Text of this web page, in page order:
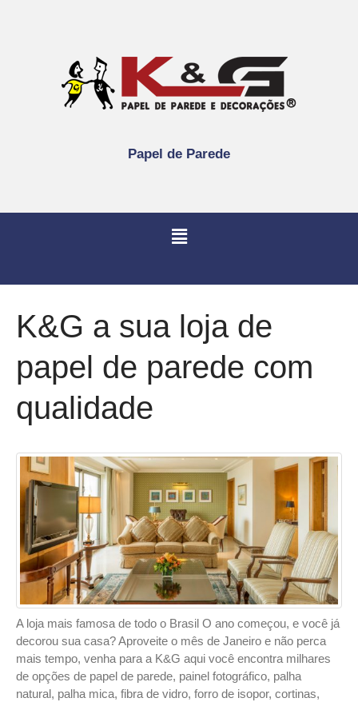
Papel de Parede
K&G a sua loja de
papel de parede com
qualidade
A loja mais famosa de todo o Brasil O ano começou, e você já
decorou sua casa? Aproveite o mês de Janeiro e não perca
mais tempo, venha para a K&G aqui você encontra milhares
de opções de papel de parede, painel fotográfico, palha
natural, palha mica, fibra de vidro, forro de isopor, cortinas,